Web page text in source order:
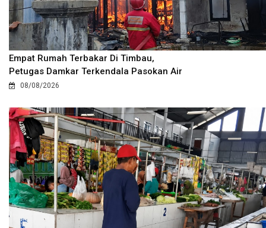
Empat Rumah Terbakar Di Timbau,
Petugas Damkar Terkendala Pasokan Air
08/08/2026